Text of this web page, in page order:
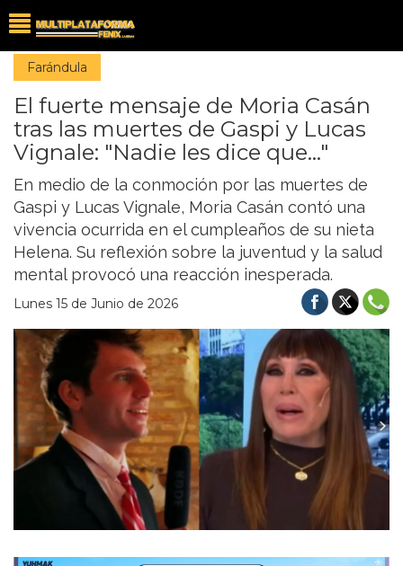
Farándula
El fuerte mensaje de Moria Casán
tras las muertes de Gaspi y Lucas
Vignale: "Nadie les dice que..."
En medio de la conmoción por las muertes de
Gaspi y Lucas Vignale, Moria Casán contó una
vivencia ocurrida en el cumpleaños de su nieta
Helena. Su reflexión sobre la juventud y la salud
mental provocó una reacción inesperada.
Lunes 15 de Junio de 2026